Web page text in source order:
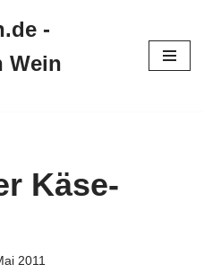
-
Wein
Käse-
2011